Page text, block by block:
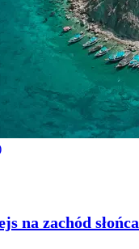
na zachód słońca